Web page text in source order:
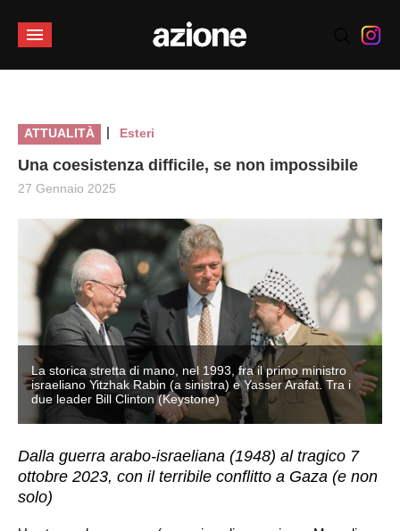
ATTUALITÀ | Esteri
Una coesistenza difficile, se non impossibile
27 Gennaio 2025
La storica stretta di mano, nel 1993, fra il primo ministro
israeliano Yitzhak Rabin (a sinistra) e Yasser Arafat. Tra i
due leader Bill Clinton (Keystone)
Dalla guerra arabo-israeliana (1948) al tragico 7
ottobre 2023, con il terribile conflitto a Gaza (e non
solo)